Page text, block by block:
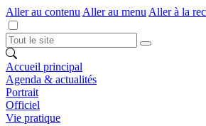
Aller au contenu Aller au menu Aller à la
Accueil principal
Agenda & actualités
Portrait
Officiel
Vie pratique